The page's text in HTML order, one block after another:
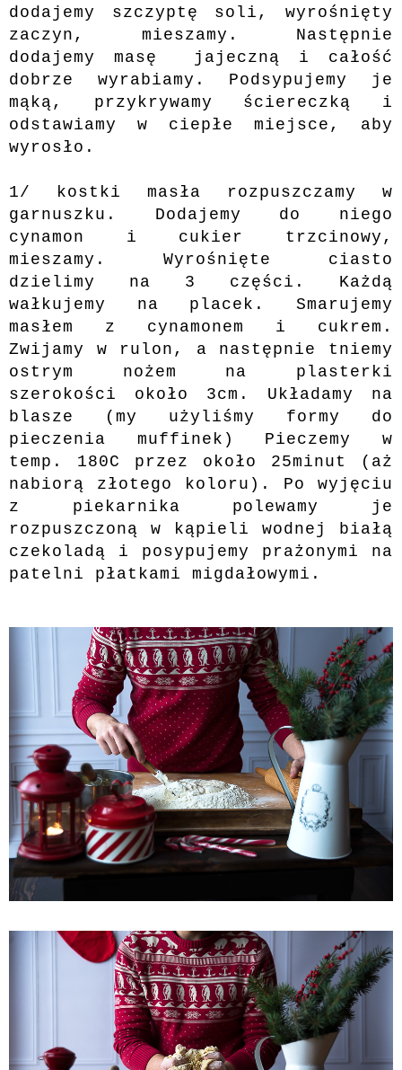
dodajemy szczyptę soli, wyrośnięty
zaczyn, mieszamy. Następnie
dodajemy masę jajeczną i całość
dobrze wyrabiamy. Podsypujemy je
mąką, przykrywamy ściereczką i
odstawiamy w ciepłe miejsce, aby
wyrosło.
1/ kostki masła rozpuszczamy w
garnuszku. Dodajemy do niego
cynamon i cukier trzcinowy,
mieszamy. Wyrośnięte ciasto
dzielimy na 3 części. Każdą
wałkujemy na placek. Smarujemy
masłem z cynamonem i cukrem.
Zwijamy w rulon, a następnie tniemy
ostrym nożem na plasterki
szerokości około 3cm. Układamy na
blasze (my użyliśmy formy do
pieczenia muffinek) Pieczemy w
temp. 180C przez około 25minut (aż
nabiorą złotego koloru). Po wyjęciu
z piekarnika polewamy je
rozpuszczoną w kąpieli wodnej białą
czekoladą i posypujemy prażonymi na
patelni płatkami migdałowymi.